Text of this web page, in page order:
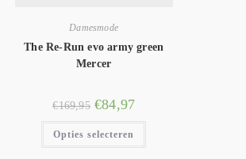
Damesmode
The Re-Run evo army green
Mercer
€169,95 €84,97
Opties selecteren